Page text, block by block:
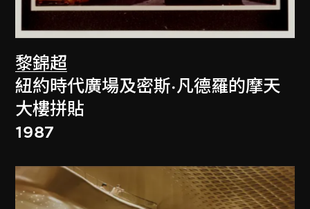
黎錦超
紐約時代廣場及密斯·凡德羅的摩天
大樓拼貼
1987